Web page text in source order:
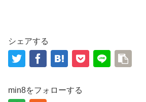
シェアする
min8をフォローする